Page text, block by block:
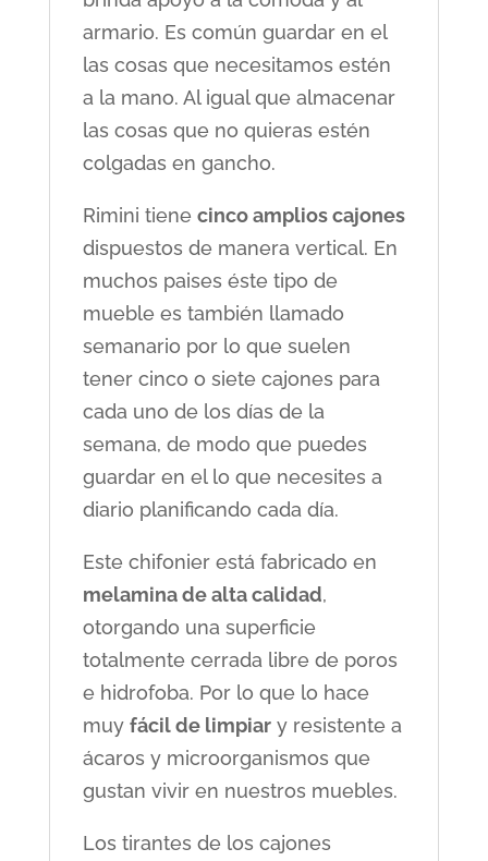
armario. Es común guardar en el
las cosas que necesitamos estén
a la mano. Al igual que almacenar
las cosas que no quieras estén
colgadas en gancho.
Rimini tiene cinco amplios cajones
dispuestos de manera vertical. En
muchos paises éste tipo de
mueble es también llamado
semanario por lo que suelen
tener cinco o siete cajones para
cada uno de los días de la
semana, de modo que puedes
guardar en el lo que necesites a
diario planificando cada día.
Este chifonier está fabricado en
melamina de alta calidad,
otorgando una superficie
totalmente cerrada libre de poros
e hidrofoba. Por lo que lo hace
muy fácil de limpiary resistente a
ácaros y microorganismos que
gustan vivir en nuestros muebles.
Los tirantes de los cajones